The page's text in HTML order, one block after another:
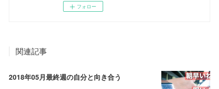
フォロー
関連記事
2018年05月最終週の自分と向き合う